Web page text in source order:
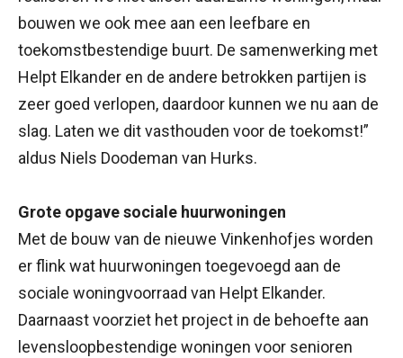
bouwen we ook mee aan een leefbare en
toekomstbestendige buurt. De samenwerking met
Helpt Elkander en de andere betrokken partijen is
zeer goed verlopen, daardoor kunnen we nu aan de
slag. Laten we dit vasthouden voor de toekomst!”
aldus Niels Doodeman van Hurks.
Grote opgave sociale huurwoningen
Met de bouw van de nieuwe Vinkenhofjes worden
er flink wat huurwoningen toegevoegd aan de
sociale woningvoorraad van Helpt Elkander.
Daarnaast voorziet het project in de behoefte aan
levensloopbestendige woningen voor senioren